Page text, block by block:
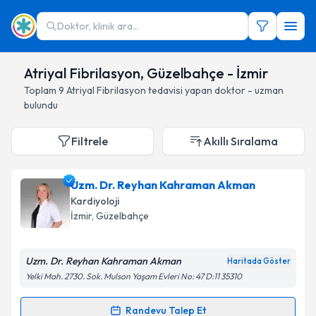
Doktor, klinik ara...
Atriyal Fibrilasyon, Güzelbahçe - İzmir
Toplam 9 Atriyal Fibrilasyon tedavisi yapan doktor - uzman
bulundu
Filtrele Akıllı Sıralama
Uzm. Dr. Reyhan Kahraman Akman
Kardiyoloji
İzmir, Güzelbahçe
Uzm. Dr. Reyhan Kahraman Akman Haritada Göster
Yelki Mah. 2730. Sok. Mulson Yaşam Evleri No: 47 D:11 35310
Randevu Talep Et